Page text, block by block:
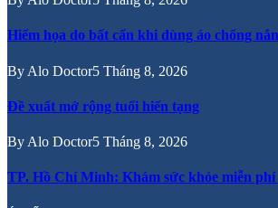
Hiểm họa do bất cẩn khi dùng áo chống
By Alo Doctor5 Tháng 8, 2026
Đề xuất mở rộng tuổi hiến tạng
By Alo Doctor5 Tháng 8, 2026
TP. Hồ Chí Minh: Khám sức khỏe miễn